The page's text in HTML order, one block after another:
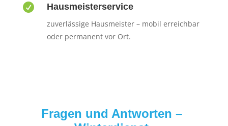
 Hausmeisterservice
zuverlässige Hausmeister – mobil erreichbar
oder permanent vor Ort.
Fragen und Antworten –